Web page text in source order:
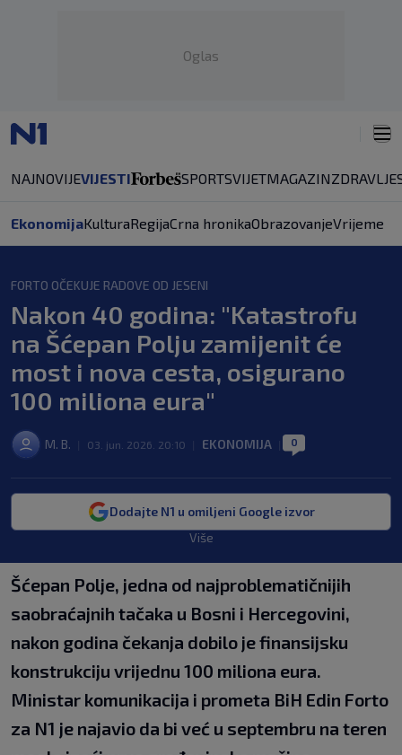
Oglas
NAJNOVIJEVIJESTI SPORTSVIJETMAGAZINZDRAVLJE
EkonomijaKulturaRegijaCrna hronikaObrazovanjeVrijeme
FORTO OČEKUJE RADOVE OD JESENI
Nakon 40 godina: "Katastrofu
na Šćepan Polju zamijenit će
most i nova cesta, osigurano
100 miliona eura"
M. B. 03. jun. 2026. 20:10 EKONOMIJA 0
Dodajte N1 u omiljeni Google izvor
Više
Šćepan Polje, jedna od najproblematičnijih
saobraćajnih tačaka u Bosni i Hercegovini,
nakon godina čekanja dobilo je finansijsku
konstrukciju vrijednu 100 miliona eura.
Ministar komunikacija i prometa BiH Edin Forto
za N1 je najavio da bi već u septembru na teren